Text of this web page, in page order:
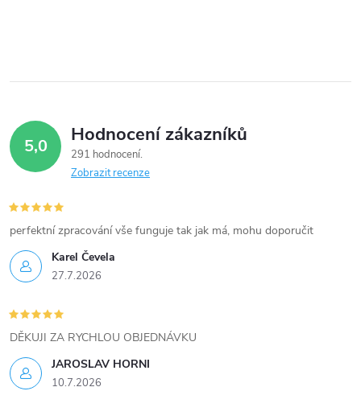
k
v
ý
p
i
s
u
5,0 Hodnocení zákazníků
291 hodnocení
Zobrazit recenze
Karel Čevela
27.7.2026
perfektní zpracování vše funguje tak jak má, mohu doporučit
JAROSLAV HORNI
10.7.2026
DĚKUJI ZA RYCHLOU OBJEDNÁVKU